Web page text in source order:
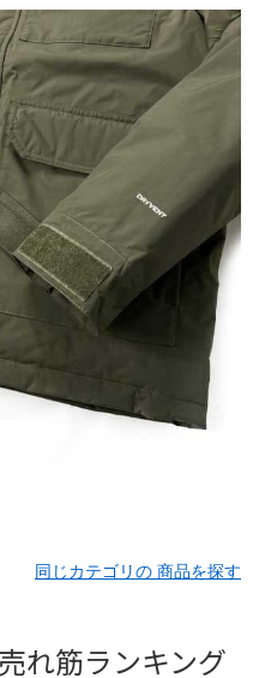
同じカテゴリの 商品を探す
れ筋ランキング